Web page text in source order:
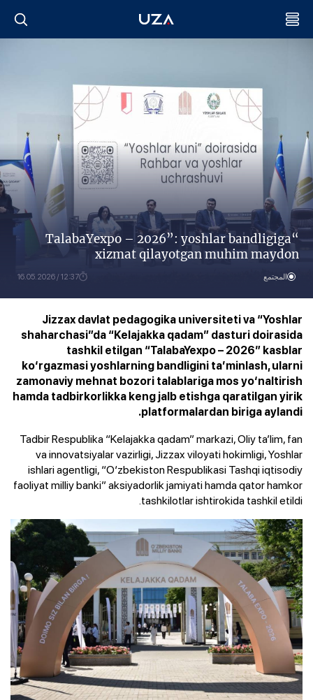
“TalabaYexpo – 2026”: yoshlar bandligiga
xizmat qilayotgan muhim maydon
المجتمع 12:37 / 16.05.2026
Jizzax davlat pedagogika universiteti va “Yoshlar
shaharchasi”da “Kelajakka qadam” dasturi doirasida
tashkil etilgan “TalabaYexpo – 2026” kasblar
ko‘rgazmasi yoshlarning bandligini ta’minlash, ularni
zamonaviy mehnat bozori talablariga mos yo‘naltirish
hamda tadbirkorlikka keng jalb etishga qaratilgan yirik
platformalardan biriga aylandi.
Tadbir Respublika “Kelajakka qadam” markazi, Oliy ta’lim, fan
va innovatsiyalar vazirligi, Jizzax viloyati hokimligi, Yoshlar
ishlari agentligi, “O‘zbekiston Respublikasi Tashqi iqtisodiy
faoliyat milliy banki” aksiyadorlik jamiyati hamda qator hamkor
tashkilotlar ishtirokida tashkil etildi.